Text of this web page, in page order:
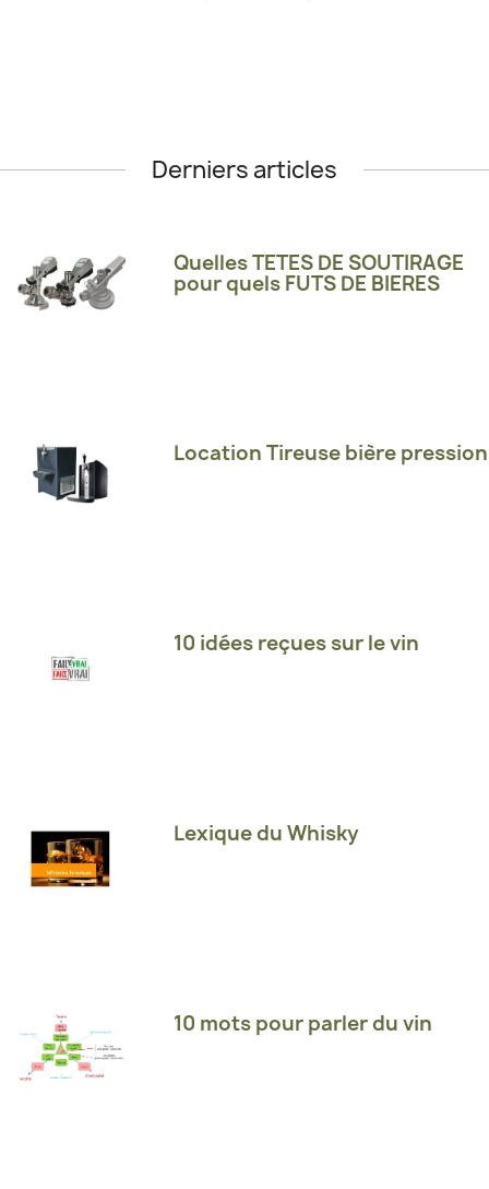
Derniers articles
Quelles TETES DE SOUTIRAGE
pour quels FUTS DE BIERES
Location Tireuse bière pression
10 idées reçues sur le vin
Lexique du Whisky
10 mots pour parler du vin